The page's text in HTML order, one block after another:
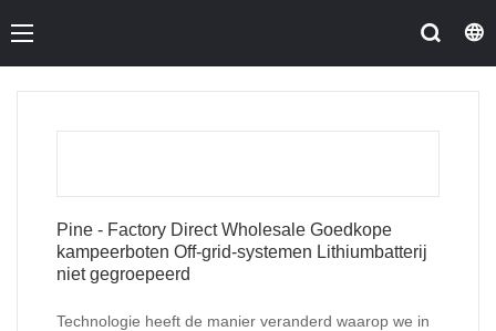
Pine - Factory Direct Wholesale Goedkope
kampeerboten Off-grid-systemen Lithiumbatterij
niet gegroepeerd
Technologie heeft de manier veranderd waarop we in